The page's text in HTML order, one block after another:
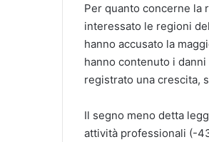
Per quanto concerne la
interessato le regioni del
hanno accusato la
hanno contenuto i danni
registrato una crescita,
Il segno meno detta
attività professionali (-